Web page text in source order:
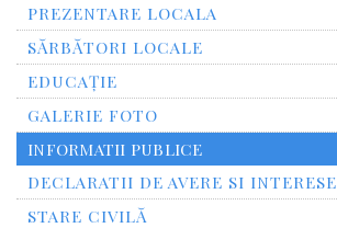
PREZENTARE LOCALA
SĂRBĂTORI LOCALE
EDUCAȚIE
GALERIE FOTO
INFORMATII PUBLICE
DECLARATII DE AVERE SI INTERESE
STARE CIVILĂ